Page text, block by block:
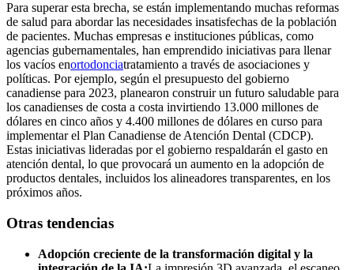
Para superar esta brecha, se están implementando muchas reformas
de salud para abordar las necesidades insatisfechas de la población
de pacientes. Muchas empresas e instituciones públicas, como
agencias gubernamentales, han emprendido iniciativas para llenar
los vacíos enortodonciatratamiento a través de asociaciones y
políticas. Por ejemplo, según el presupuesto del gobierno
canadiense para 2023, planearon construir un futuro saludable para
los canadienses de costa a costa invirtiendo 13.000 millones de
dólares en cinco años y 4.400 millones de dólares en curso para
implementar el Plan Canadiense de Atención Dental (CDCP).
Estas iniciativas lideradas por el gobierno respaldarán el gasto en
atención dental, lo que provocará un aumento en la adopción de
productos dentales, incluidos los alineadores transparentes, en los
próximos años.
Otras tendencias
Adopción creciente de la transformación digital y la